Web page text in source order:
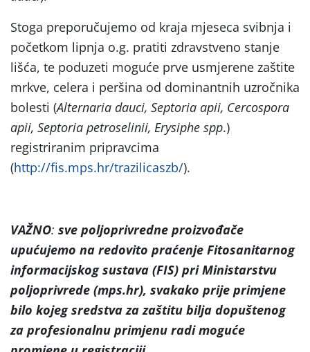
Stoga preporučujemo od kraja mjeseca svibnja i
početkom lipnja o.g. pratiti zdravstveno stanje
lišća, te poduzeti moguće prve usmjerene zaštite
mrkve, celera i peršina od dominantnih uzročnika
bolesti (Alternaria dauci, Septoria apii, Cercospora
apii, Septoria petroselinii, Erysiphe spp.)
registriranim pripravcima
(http://fis.mps.hr/trazilicaszb/).
VAŽNO: sve poljoprivredne proizvođače
upućujemo na redovito praćenje Fitosanitarnog
informacijskog sustava (FIS) pri Ministarstvu
poljoprivrede (mps.hr), svakako prije primjene
bilo kojeg sredstva za zaštitu bilja dopuštenog
za profesionalnu primjenu radi moguće